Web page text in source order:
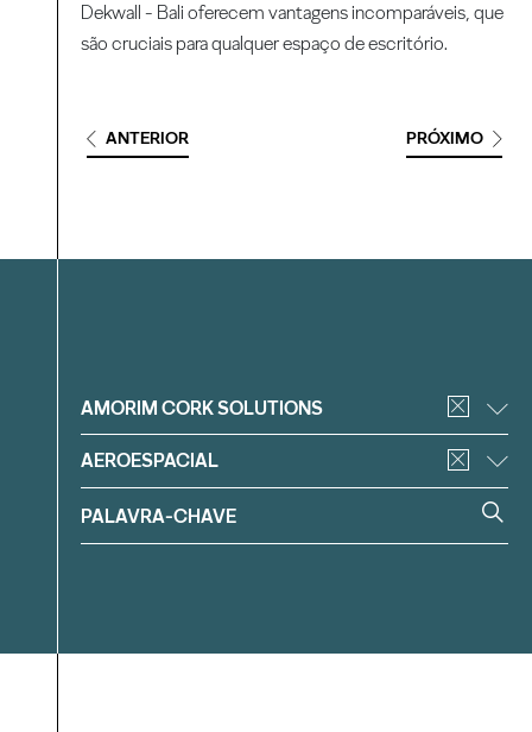
Dekwall - Bali oferecem vantagens incomparáveis, que
são cruciais para qualquer espaço de escritório.
ANTERIOR PRÓXIMO
Filtrar
AMORIM CORK SOLUTIONS
AEROESPACIAL